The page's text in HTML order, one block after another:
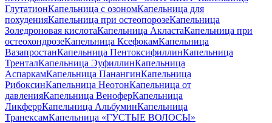
ГлутатионКапельница с озономКапельница для
похуденияКапельница при остеопорозеКапельница
Золедроновая кислотаКапельница АкластаКапельница при
остеохондрозеКапельница КсефокамКапельница
ВазапростанКапельница ПентоксифиллинКапельница
ТренталКапельница ЭуфиллинКапельница
АспаркамКапельница ПанангинКапельница
РибоксинКапельница НеотонКапельница от
давленияКапельница ВеноферКапельница
ЛикферрКапельница АльбуминКапельница
ТранексамКапельница «ГУСТЫЕ ВОЛОСЫ»